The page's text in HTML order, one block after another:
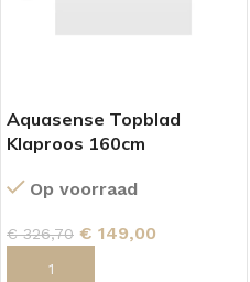
Aquasense Topblad
Klaproos 160cm
Op voorraad
€326,70 € 149,00